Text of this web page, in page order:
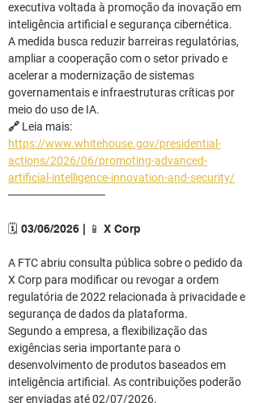
executiva voltada à promoção da inovação em
inteligência artificial e segurança cibernética.
A medida busca reduzir barreiras regulatórias,
ampliar a cooperação com o setor privado e
acelerar a modernização de sistemas
governamentais e infraestruturas críticas por
meio do uso de IA.
🔗 Leia mais:
https://www.whitehouse.gov/presidential-
actions/2026/06/promoting-advanced-
artificial-intelligence-innovation-and-security/
────────────
🗓️ 03/06/2026 | 📱 X Corp
A FTC abriu consulta pública sobre o pedido da
X Corp para modificar ou revogar a ordem
regulatória de 2022 relacionada à privacidade e
segurança de dados da plataforma.
Segundo a empresa, a flexibilização das
exigências seria importante para o
desenvolvimento de produtos baseados em
inteligência artificial. As contribuições poderão
ser enviadas até 02/07/2026.